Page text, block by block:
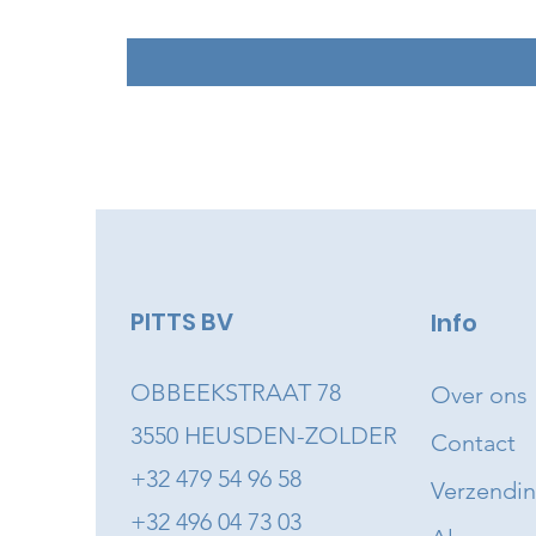
PITTS BV
OBBEEKSTRAAT 78
3550 HEUSDEN-ZOLDER
+32 479 54 96 58
+32 496 04 73 03
Info
Over ons
Contact